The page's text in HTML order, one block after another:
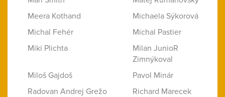
Meera Kothand
Michaela Sýkorová
Michal Fehér
Michal Pastier
Miki Plichta
Milan JunioR
Zimnýkoval
Miloš Gajdoš
Pavol Minár
Radovan Andrej Grežo
Richard Marecek